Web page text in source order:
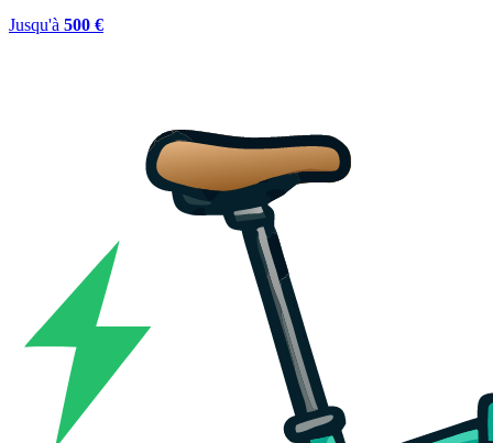
Jusqu'à 500 €